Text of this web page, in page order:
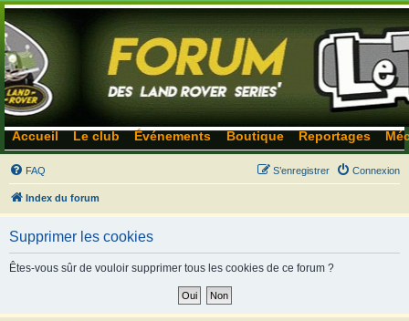
Accueil Le club Événements Boutique Reportages
FAQ Connexion
S’enregistrer
Index du forum
Supprimer les cookies
Êtes-vous sûr de vouloir supprimer tous les cookies de ce forum ?